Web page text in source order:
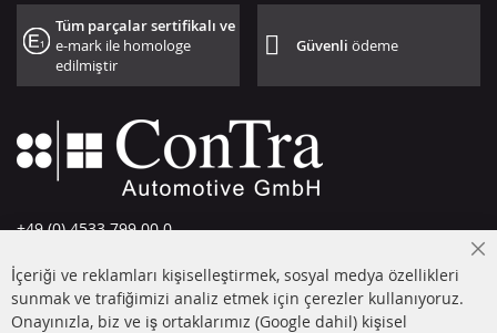
Tüm parçalar sertifikalı ve
e-mark ile homologe
edilmiştir
Güvenliödeme
+49 (0) 4533 799 00 0
info@contra-automotive.de
facebook
instagram
İçeriği ve reklamları kişiselleştirmek, sosyal medya özellikleri
sunmak ve trafiğimizi analiz etmek için çerezler kullanıyoruz.
Onayınızla, biz ve iş ortaklarımız (Google dahil) kişisel